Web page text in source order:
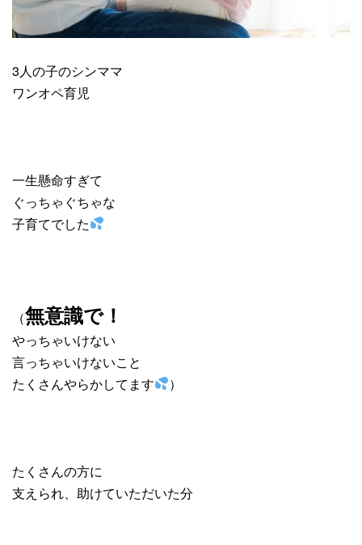
3人の子のシンママ
ワンオペ育児
一生懸命すぎて
ぐっちゃぐちゃな
子育てでした
（無意識で！
やっちゃいけない
言っちゃいけないこと
たくさんやらかしてます
）
たくさんの方に
支えられ、助けていただいた分